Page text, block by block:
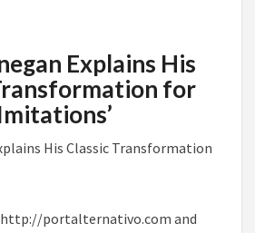
Explains His
for
http://portalternativo.com and